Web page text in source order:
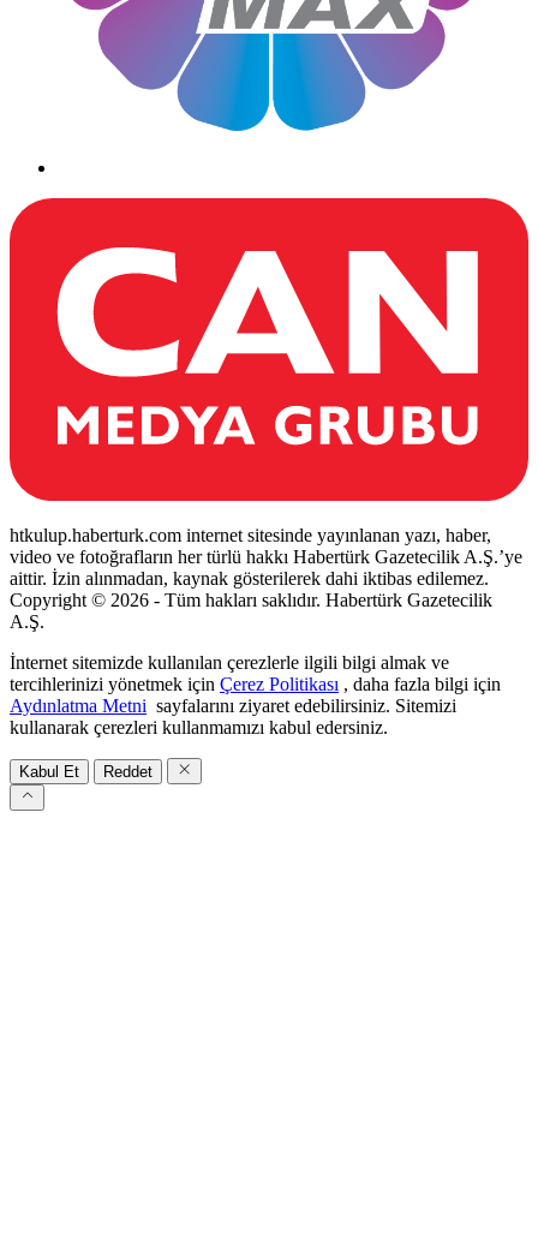
htkulup.haberturk.com internet sitesinde yayınlanan yazı, haber,
video ve fotoğrafların her türlü hakkı Habertürk Gazetecilik A.Ş.’ye
aittir. İzin alınmadan, kaynak gösterilerek dahi iktibas edilemez.
Copyright © 2026 - Tüm hakları saklıdır. Habertürk Gazetecilik
A.Ş.
İnternet sitemizde kullanılan çerezlerle ilgili bilgi almak ve
tercihlerinizi yönetmek için Çerez Politikası , daha fazla bilgi için
Aydınlatma Metni sayfalarını ziyaret edebilirsiniz. Sitemizi
kullanarak çerezleri kullanmamızı kabul edersiniz.
Kabul Et Reddet